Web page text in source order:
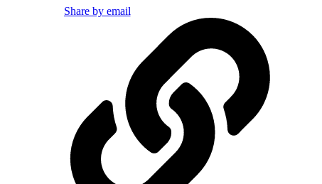
Share by email